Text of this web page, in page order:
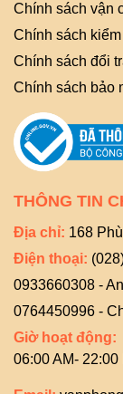
Chính sách vận
Chính sách
Chính sách đổi
Chính sách bảo
THÔNG TIN
Địa chỉ: 168
Điện thoại:
0933660308 -
0764450996 -
Giờ hoạt động:
06:00 AM-